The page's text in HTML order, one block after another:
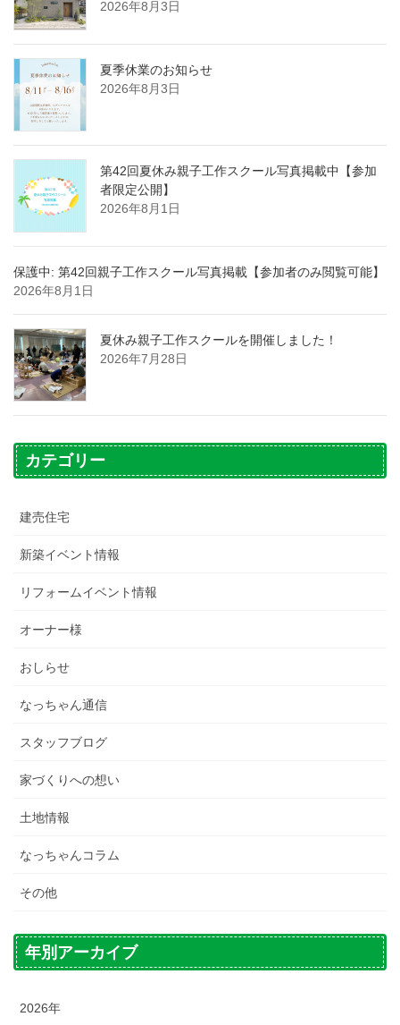
2026年8月3日
夏季休業のお知らせ
2026年8月3日
第42回夏休み親子工作スクール写真掲載中【参加
者限定公開】
2026年8月1日
保護中: 第42回親子工作スクール写真掲載【参加者のみ閲覧可能】
2026年8月1日
夏休み親子工作スクールを開催しました！
2026年7月28日
カテゴリー
建売住宅
新築イベント情報
リフォームイベント情報
オーナー様
おしらせ
なっちゃん通信
スタッフブログ
家づくりへの想い
土地情報
なっちゃんコラム
その他
年別アーカイブ
2026年